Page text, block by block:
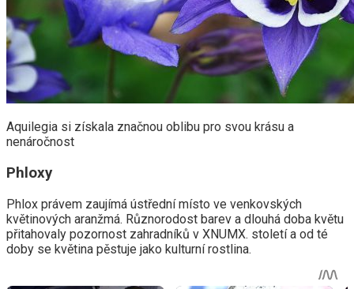
Aquilegia si získala značnou oblibu pro svou krásu a
nenáročnost
Phloxy
Phlox právem zaujímá ústřední místo ve venkovských
květinových aranžmá. Různorodost barev a dlouhá doba květu
přitahovaly pozornost zahradníků v XNUMX. století a od té
doby se květina pěstuje jako kulturní rostlina.